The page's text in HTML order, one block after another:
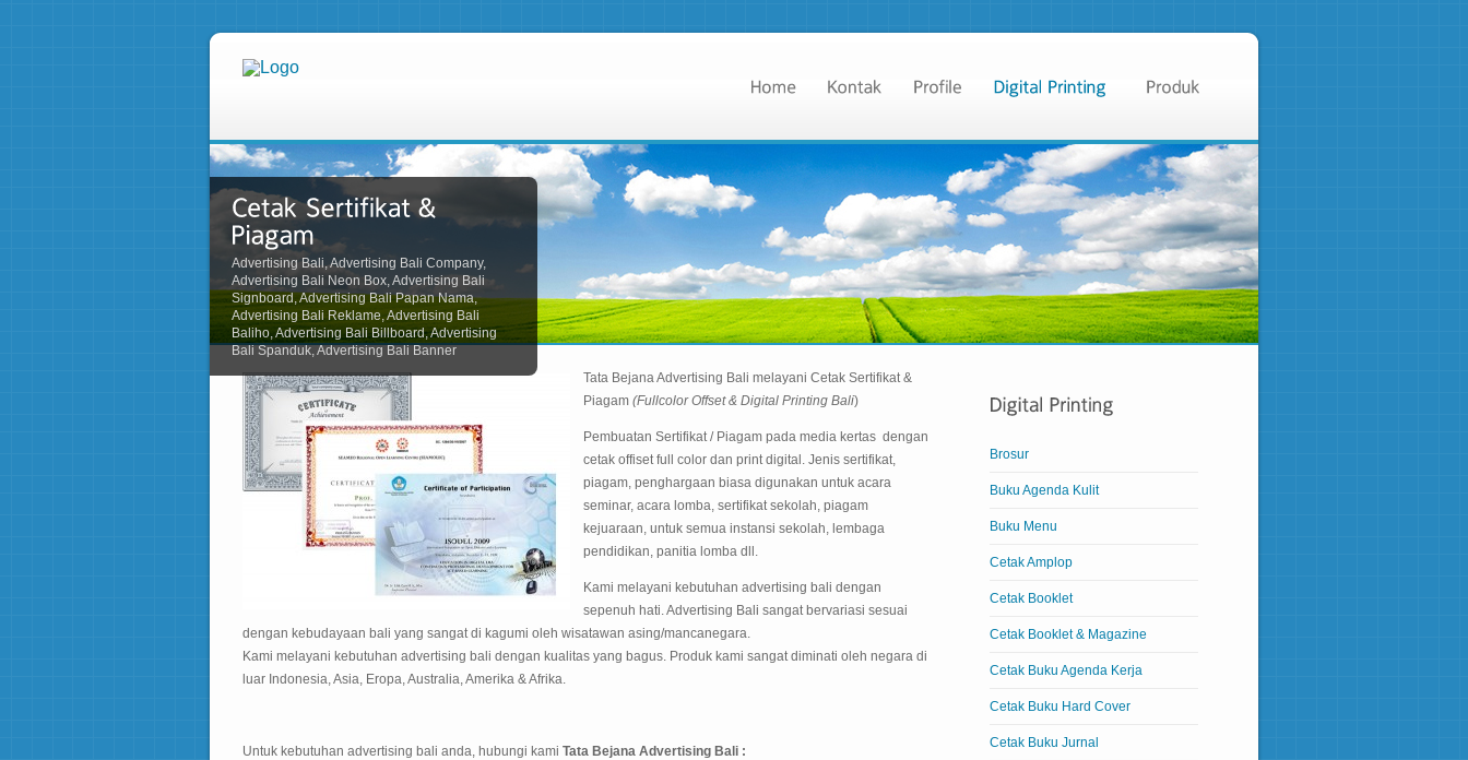
Advertising Bali, Advertising Bali Company,
Advertising Bali Neon Box, Advertising Bali
Signboard, Advertising Bali Papan Nama,
Advertising Bali Reklame, Advertising Bali
Baliho, Advertising Bali Billboard, Advertising
Bali Spanduk, Advertising Bali Banner
Tata Bejana Advertising Bali melayani Cetak Sertifikat &
Piagam (Fullcolor Offset & Digital Printing Bali)
Pembuatan Sertifikat / Piagam pada media kertas dengan
cetak offiset full color dan print digital. Jenis sertifikat,
piagam, penghargaan biasa digunakan untuk acara
seminar, acara lomba, sertifikat sekolah, piagam
kejuaraan, untuk semua instansi sekolah, lembaga
pendidikan, panitia lomba dll.
Kami melayani kebutuhan advertising bali dengan
sepenuh hati. Advertising Bali sangat bervariasi sesuai
dengan kebudayaan bali yang sangat di kagumi oleh wisatawan asing/mancanegara.
Kami melayani kebutuhan advertising bali dengan kualitas yang bagus. Produk kami sangat diminati oleh negara di
luar Indonesia, Asia, Eropa, Australia, Amerika & Afrika.
Untuk kebutuhan advertising bali anda, hubungi kami Tata Bejana Advertising Bali :
Brosur
Buku Agenda Kulit
Buku Menu
Cetak Amplop
Cetak Booklet
Cetak Booklet & Magazine
Cetak Buku Agenda Kerja
Cetak Buku Hard Cover
Cetak Buku Jurnal